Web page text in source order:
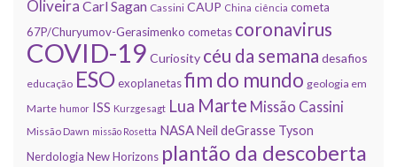
Oliveira Carl Sagan Cassini CAUP China ciência cometa
67P/Churyumov-Gerasimenko cometas coronavirus
COVID-19 Curiosity céu da semana desafios
educação ESOexoplanetasfim do mundo geologia em
Marte humor ISS Kurzgesagt Lua Marte Missão Cassini
Missão Dawn missão Rosetta NASANeil deGrasse Tyson
Nerdologia New Horizons plantão da descoberta